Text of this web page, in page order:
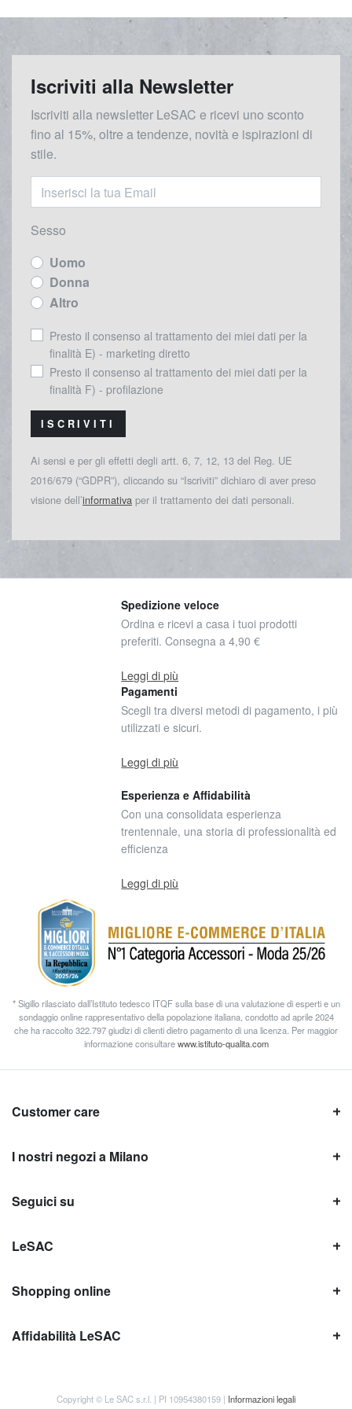
Iscriviti alla Newsletter
Iscriviti alla newsletter LeSAC e ricevi uno sconto
fino al 15%, oltre a tendenze, novità e ispirazioni di
stile.
Sesso
Uomo
Donna
Altro
Presto il consenso al trattamento dei miei dati per la
finalità E) - marketing diretto
Presto il consenso al trattamento dei miei dati per la
finalità F) - profilazione
ISCRIVITI
Ai sensi e per gli effetti degli artt. 6, 7, 12, 13 del Reg. UE
2016/679 (“GDPR”), cliccando su “Iscriviti” dichiaro di aver preso
visione dell’informativa per il trattamento dei dati personali.
Spedizione veloce
Ordina e ricevi a casa i tuoi prodotti
preferiti. Consegna a 4,90 €
Leggi di più
Pagamenti
Scegli tra diversi metodi di pagamento, i più
utilizzati e sicuri.
Leggi di più
Esperienza e Affidabilità
Con una consolidata esperienza
trentennale, una storia di professionalità ed
efficienza
Leggi di più
* Sigillo rilasciato dall’Istituto tedesco ITQF sulla base di una valutazione di esperti e un
sondaggio online rappresentativo della popolazione italiana, condotto ad aprile 2024
che ha raccolto 322.797 giudizi di clienti dietro pagamento di una licenza. Per maggior
informazione consultarewww.istituto-qualita.com
Customer care
I nostri negozi a Milano
Seguici su
LeSAC
Shopping online
Affidabilità LeSAC
Copyright © Le SAC s.r.l. | PI 10954380159 | Informazioni legali